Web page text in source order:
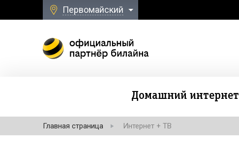
Первомайский
Домашний интернет
Главная страница Интернет + ТВ